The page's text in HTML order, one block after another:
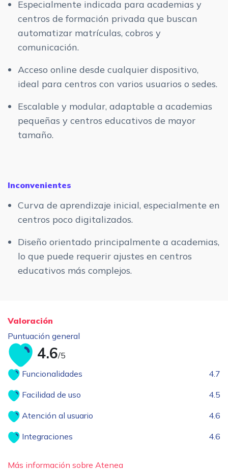
Especialmente indicada para academias y
centros de formación privada que buscan
automatizar matrículas, cobros y
comunicación.
Acceso online desde cualquier dispositivo,
ideal para centros con varios usuarios o sedes.
Escalable y modular, adaptable a academias
pequeñas y centros educativos de mayor
tamaño.
Inconvenientes
Curva de aprendizaje inicial, especialmente en
centros poco digitalizados.
Diseño orientado principalmente a academias,
lo que puede requerir ajustes en centros
educativos más complejos.
Valoración
Puntuación general
4.6/5
Funcionalidades
4.7
Facilidad de uso 4.5
Atención al usuario 4.6
Integraciones 4.6
Más información sobre Atenea